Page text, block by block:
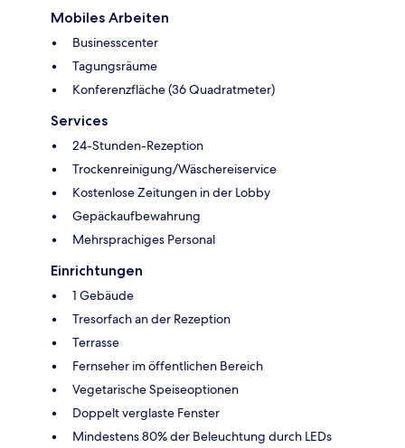
Mobiles Arbeiten
Businesscenter
Tagungsräume
Konferenzfläche (36 Quadratmeter)
Services
24-Stunden-Rezeption
Trockenreinigung/Wäschereiservice
Kostenlose Zeitungen in der Lobby
Gepäckaufbewahrung
Mehrsprachiges Personal
Einrichtungen
1 Gebäude
Tresorfach an der Rezeption
Terrasse
Fernseher im öffentlichen Bereich
Vegetarische Speiseoptionen
Doppelt verglaste Fenster
Mindestens 80% der Beleuchtung durch LEDs